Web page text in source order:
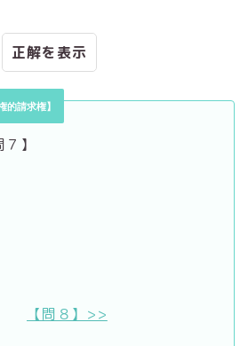
正解
請求権】
】
【問８】>>